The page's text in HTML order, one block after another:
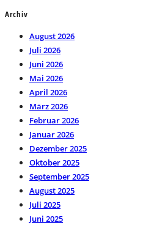
Archiv
August 2026
Juli 2026
Juni 2026
Mai 2026
April 2026
März 2026
Februar 2026
Januar 2026
Dezember 2025
Oktober 2025
September 2025
August 2025
Juli 2025
Juni 2025